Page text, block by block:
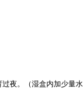
夜。（湿盒内加少量水